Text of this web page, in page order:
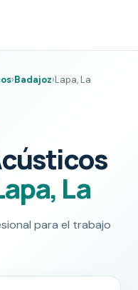
›Badajoz›Lapa, La
La
para el trabajo